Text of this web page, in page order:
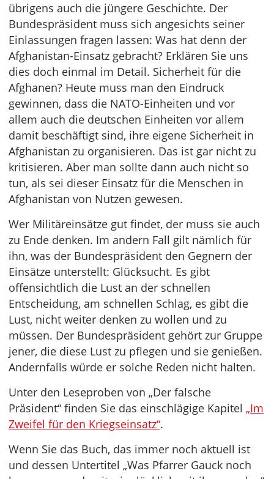
übrigens auch die jüngere Geschichte. Der
Bundespräsident muss sich angesichts seiner
Einlassungen fragen lassen: Was hat denn der
Afghanistan-Einsatz gebracht? Erklären Sie uns
dies doch einmal im Detail. Sicherheit für die
Afghanen? Heute muss man den Eindruck
gewinnen, dass die NATO-Einheiten und vor
allem auch die deutschen Einheiten vor allem
damit beschäftigt sind, ihre eigene Sicherheit in
Afghanistan zu organisieren. Das ist gar nicht zu
kritisieren. Aber man sollte dann auch nicht so
tun, als sei dieser Einsatz für die Menschen in
Afghanistan von Nutzen gewesen.
Wer Militäreinsätze gut findet, der muss sie auch
zu Ende denken. Im andern Fall gilt nämlich für
ihn, was der Bundespräsident den Gegnern der
Einsätze unterstellt: Glücksucht. Es gibt
offensichtlich die Lust an der schnellen
Entscheidung, am schnellen Schlag, es gibt die
Lust, nicht weiter denken zu wollen und zu
müssen. Der Bundespräsident gehört zur Gruppe
jener, die diese Lust zu pflegen und sie genießen.
Andernfalls würde er solche Reden nicht halten.
Unter den Leseproben von „Der falsche
Präsident“ finden Sie das einschlägige Kapitel „Im
Zweifel für den Kriegseinsatz“.
Wenn Sie das Buch, das immer noch aktuell ist
und dessen Untertitel „Was Pfarrer Gauck noch